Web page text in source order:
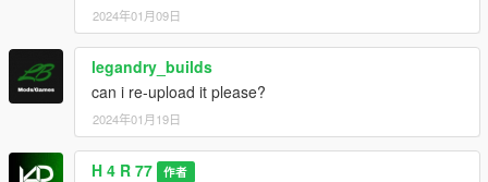
2024年01月09日
legandry_builds
can i re-upload it please?
2024年01月19日
H 4 R 77 作者